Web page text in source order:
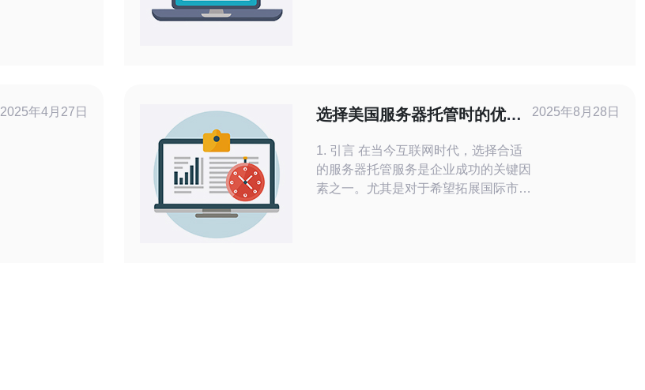
城市（如硅谷）通常会更贵。
2025年4月27日
选择美国服务器托管时的优势
1. 引言 在当今互联网时代，选择合适
的服务器托管服务是企业成功的关键因
素之一。尤其是对于希望拓展国际市场
2025年8月28日